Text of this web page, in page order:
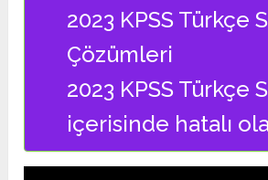
2023 KPSS Türkçe
Çözümleri
2023 KPSS Türkçe
içerisinde hatalı